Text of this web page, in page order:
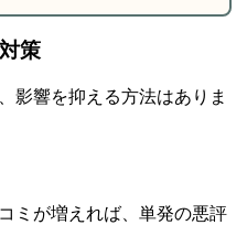
策
影響を抑える方法はありま
ミが増えれば、単発の悪評